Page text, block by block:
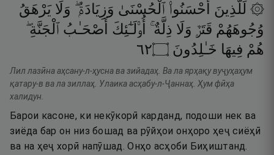
۞ لِّلَّذِينَ أَحْسَنُوا۟ ٱلْحُسْنَىٰ وَزِيَادَةٌۭ ۖ وَلَا يَرْهَقُ
وُجُوهَهُمْ قَتَرٌۭ وَلَا ذِلَّةٌ ۚ أُو۟لَـٰٓئِكَ أَصْحَـٰبُ ٱلْجَنَّةِ ۖ
هُمْ فِيهَا خَـٰلِدُونَ ۝٢٦
Лил лазӣна аҳсану-л-ҳусна ва зийадаҳ. Ва ла ярҳақу вуҷуҳаҳум
қатару-в ва ла зиллаҳ. Улаика асҳабу-л-Ҷаннаҳ. Ҳум фӣҳа
халидун.
Барои касоне, ки некӯкорӣ карданд, подоши нек ва
зиёда бар он низ бошад ва рӯйҳои онҳоро ҳеҷ сиёҳӣ
ва на ҳеҷ хорӣ напӯшад. Онҳо асҳоби Биҳиштанд.